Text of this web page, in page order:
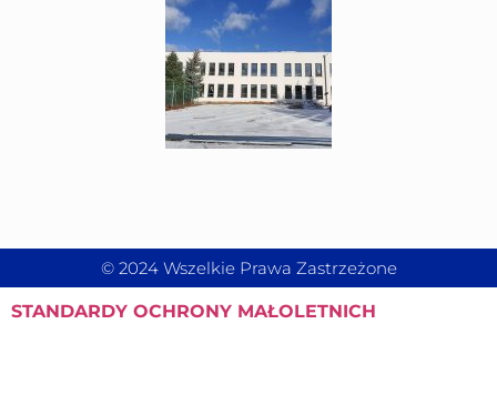
© 2024 Wszelkie Prawa Zastrzeżone
STANDARDY OCHRONY MAŁOLETNICH